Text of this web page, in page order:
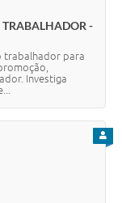
TRABALHADOR -
trabalhador para
Investiga